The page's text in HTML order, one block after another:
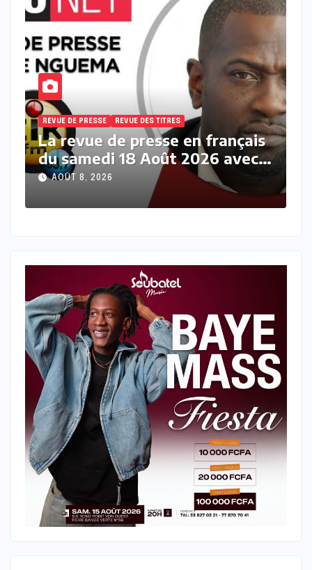
REVUE DE PRESSE REVUE DES TITRES
La revue des titres en français
du samedi 08 Août 2026 avec
Fabrice Nguema
AOÛT 8, 2026